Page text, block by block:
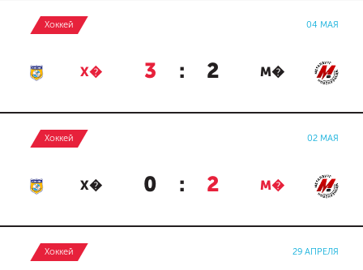
Хоккей 04 МАЯ
Х� 3 : 2 М�
Хоккей 02 МАЯ
Х� 0 : 2 М�
Хоккей 29 АПРЕЛЯ